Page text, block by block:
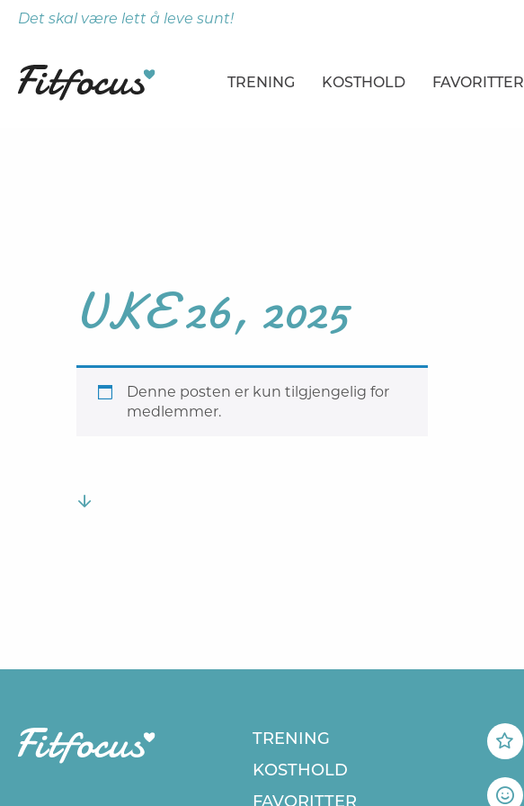
Det skal være lett å leve sunt!
TRENING KOSTHOLD FAVORITTER
UKE 26, 2025
Denne posten er kun tilgjengelig for
medlemmer.
TRENING
KOSTHOLD
FAVORITTER